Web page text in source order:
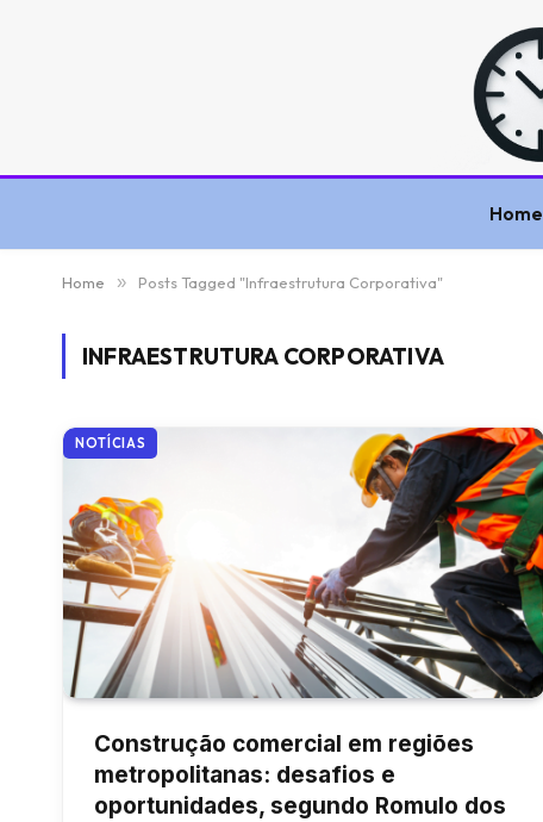
Home
Home » Posts Tagged "Infraestrutura Corporativa"
INFRAESTRUTURA CORPORATIVA
NOTÍCIAS
Construção comercial em regiões
metropolitanas: desafios e
oportunidades, segundo Romulo dos